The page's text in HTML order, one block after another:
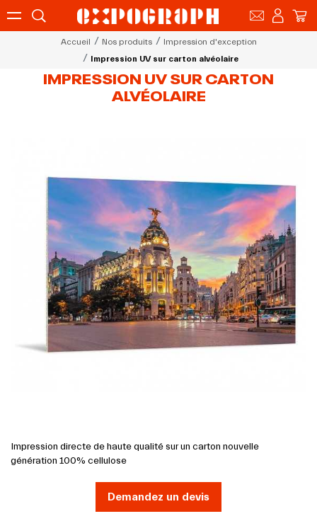
Accueil Nos produits
Impression d'exception
Impression UV sur carton alvéolaire
IMPRESSION UV SUR CARTON
ALVÉOLAIRE
Impression directe de haute qualité sur un carton nouvelle
génération 100% cellulose
Demandez un devis